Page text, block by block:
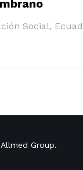
Social,
Allmed Group.